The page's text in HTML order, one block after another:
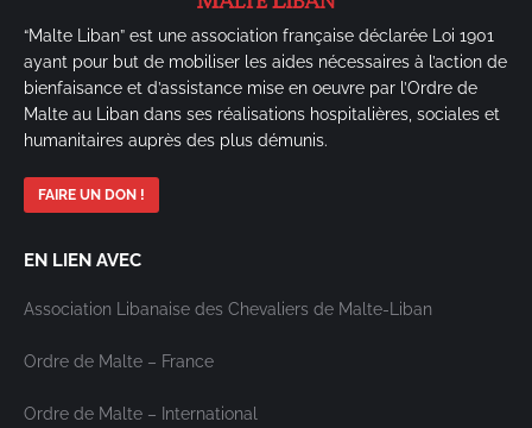
“Malte Liban” est une association française déclarée Loi 1901
ayant pour but de mobiliser les aides nécessaires à l’action de
bienfaisance et d’assistance mise en oeuvre par l’Ordre de
Malte au Liban dans ses réalisations hospitalières, sociales et
humanitaires auprès des plus démunis.
FAIRE UN DON !
EN LIEN AVEC
Association Libanaise des Chevaliers de Malte-Liban
Ordre de Malte – France
Ordre de Malte – International